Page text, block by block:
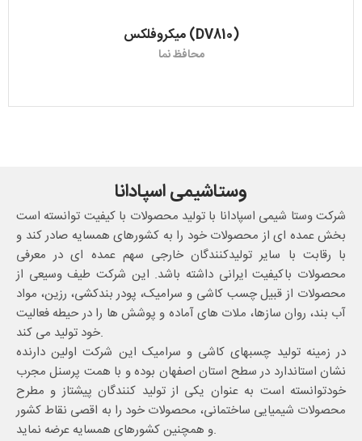
میکروفلکس (DV810)
محافظ نما
وستاشیمی اسپادانا
شرکت وستا شیمی اسپادانا با تولید محصولات با کیفیت توانسته است
بخش عمده ای از محصولات خود را به کشورهای همسایه صادر کند و
با رقابت با سایر تولیدکنندگان خارجی سهم عمده ای در معرفی
محصولات باکیفیت ایرانی داشته باشد. این شرکت طیف وسیعی از
محصولات از قبیل چسب کاشی و سرامیک، پودر بندکشی، رزین، مواد
آب بند، روان سازها، ملات های آماده و پوشش ها را در حیطه فعالیت
خود تولید می کند.
در زمینه تولید چسبهای کاشی و سرامیک این شرکت اولین دارنده
نشان استاندارد در سطح استان اصفهان بوده و با همت پرسنل مجرب
خودتوانسته است به عنوان یکی از تولید کنندگان پیشتاز و مطرح
محصولات شیمیایی ساختمانی، محصولات خود را به اقصی نقاط کشور
و همچنین کشورهای همسایه عرضه نماید.